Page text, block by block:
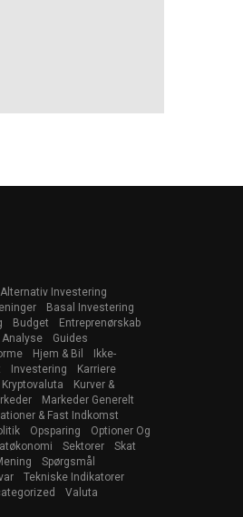
Alternativ Investering
Basal Investering
Budget
Entreprenørskab
Analyse
Guides
Hjem & Bil
Ikke-
Investering
Karriere
Kryptovaluta
Kurver &
Markeder Generelt
& Fast Indkomst
Opsparing
Optioner Og
Sektorer
Skat
Spørgsmål
Tekniske Indikatorer
Valuta